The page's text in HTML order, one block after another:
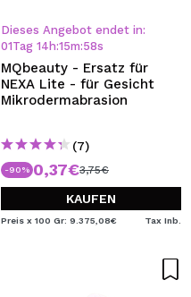
Dieses Angebot endet in:
01Tag 14 h:15m:57s
MQbeauty - Ersatz für
NEXA Lite - für Gesicht
Mikrodermabrasion
(7)
-90% 0,37€3,75€
KAUFEN
Preis x 100 Gr: 9.375,08€ Tax Inb.